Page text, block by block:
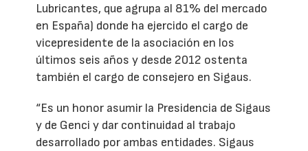
Lubricantes, que agrupa al 81% del mercado
en España) donde ha ejercido el cargo de
vicepresidente de la asociación en los
últimos seis años y desde 2012 ostenta
también el cargo de consejero en Sigaus.
“Es un honor asumir la Presidencia de Sigaus
y de Genci y dar continuidad al trabajo
desarrollado por ambas entidades. Sigaus